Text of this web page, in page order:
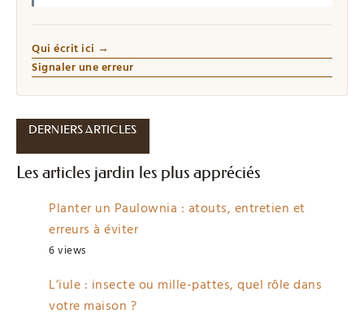
Qui écrit ici →
Signaler une erreur
DERNIERS ARTICLES
Les articles jardin les plus appréciés
Planter un Paulownia : atouts, entretien et
erreurs à éviter
6 views
L’iule : insecte ou mille-pattes, quel rôle dans
votre maison ?